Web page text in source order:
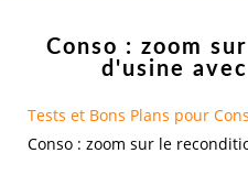
Conso : zoom
d'usine
Tests et Bons Plans pour
Conso : zoom sur le